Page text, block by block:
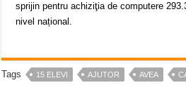
sprijin pentru achiziţia de computere
nivel național.
Tags 15 ELEVI AJUTOR AVEA